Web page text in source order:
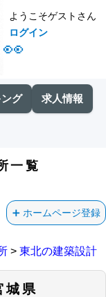
👀
ようこそゲストさん
ログイン
グ 求人情報
一覧
ホームページ登録
> 東北の建築設計
県